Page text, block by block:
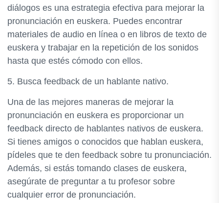
diálogos es una estrategia efectiva para mejorar la
pronunciación en euskera. Puedes encontrar
materiales de audio en línea o en libros de texto de
euskera y trabajar en la repetición de los sonidos
hasta que estés cómodo con ellos.
5. Busca feedback de un hablante nativo.
Una de las mejores maneras de mejorar la
pronunciación en euskera es proporcionar un
feedback directo de hablantes nativos de euskera.
Si tienes amigos o conocidos que hablan euskera,
pídeles que te den feedback sobre tu pronunciación.
Además, si estás tomando clases de euskera,
asegúrate de preguntar a tu profesor sobre
cualquier error de pronunciación.